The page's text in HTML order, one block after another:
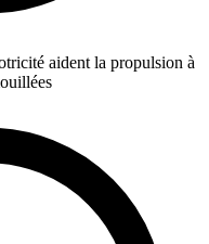
aident la propulsion à